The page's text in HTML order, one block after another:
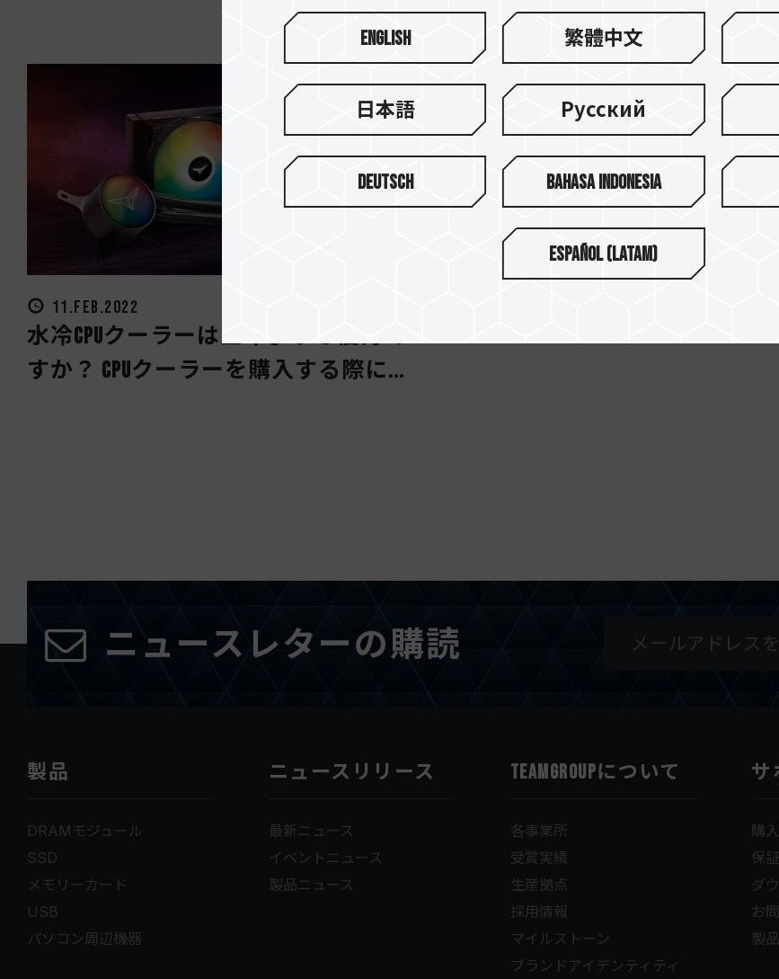
11.FEB.2022
水冷CPUクーラーは空冷よりも優秀で
すか？ CPUクーラーを購入する際に...
ニュースレターの購読
製品
DRAMモジュール
SSD
メモリーカード
USB
パソコン周辺機器
ニュースリリース
最新ニュース
イベントニュース
製品ニュース
TEAMGROUPについて
各事業所
受賞実績
生産拠点
採用情報
マイルストーン
ブランドアイデンティティ
サ
購
保
ダ
お
製
English 繁體中文
日本語 Русский
Deutsch Bahasa Indonesia
Español (Latam)